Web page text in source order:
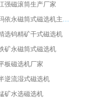
强磁滚筒生产厂家
克拉玛依永磁筒式磁选机主要技术参数
选钨精矿干式磁选机
矿永磁筒式磁选机
板磁选机厂家
逆流湿式磁选机
矿水选磁选机